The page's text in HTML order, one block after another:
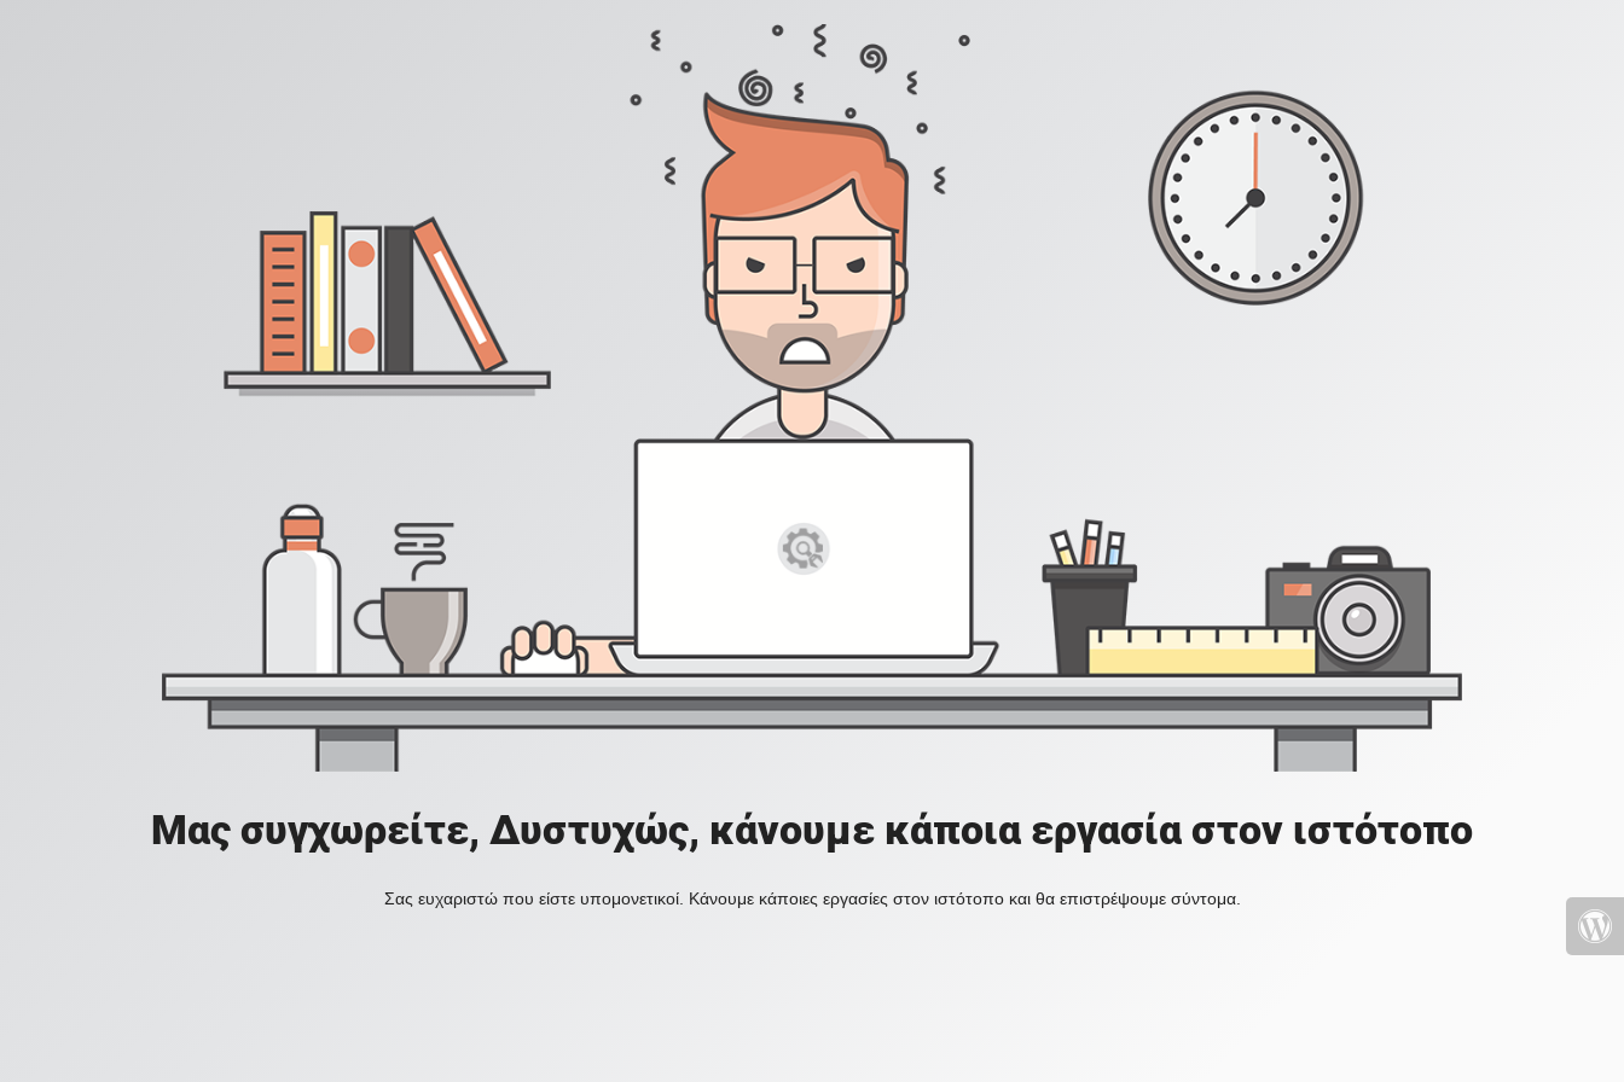
Μας συγχωρείτε, Δυστυχώς, κάνουμε κάποια εργασία στον ιστότοπο
Σας ευχαριστώ που είστε υπομονετικοί. Κάνουμε κάποιες εργασίες στον ιστότοπο και θα επιστρέψουμε σύντομα.